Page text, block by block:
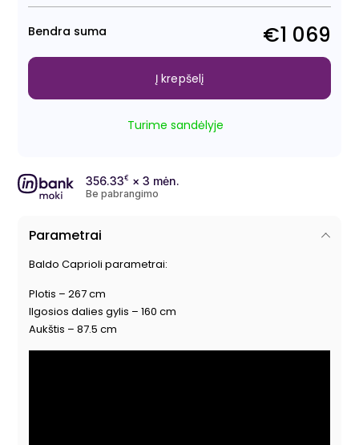
Bendra suma €1 069
Turime sandėlyje
Į krepšelį
356.33€ × 3 mėn.
Be pabrangimo
Parametrai
Baldo Caprioli parametrai:
Plotis – 267 cm
Ilgosios dalies gylis – 160 cm
Aukštis – 87.5 cm